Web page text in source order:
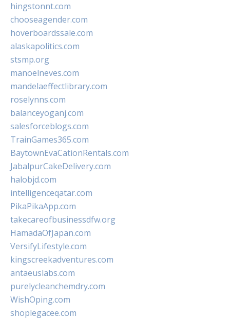
hingstonnt.com
chooseagender.com
hoverboardssale.com
alaskapolitics.com
stsmp.org
manoelneves.com
mandelaeffectlibrary.com
roselynns.com
balanceyoganj.com
salesforceblogs.com
TrainGames365.com
BaytownEvaCationRentals.com
JabalpurCakeDelivery.com
halobjd.com
intelligenceqatar.com
PikaPikaApp.com
takecareofbusinessdfw.org
HamadaOfJapan.com
VersifyLifestyle.com
kingscreekadventures.com
antaeuslabs.com
purelycleanchemdry.com
WishOping.com
shoplegacee.com